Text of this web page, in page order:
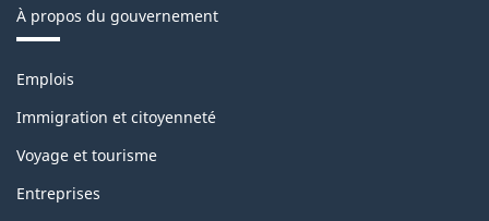
À propos du gouvernement
Thèmes
sujets
Emplois
Immigration et citoyenneté
Voyage et tourisme
Entreprises